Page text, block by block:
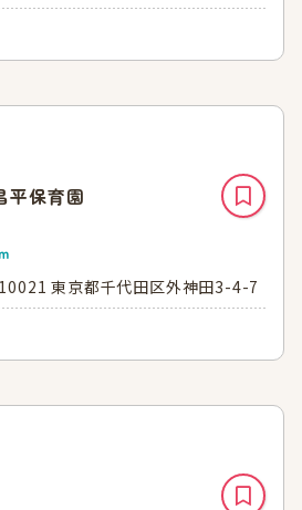
平保育園
ｍ
東京都千代田区外神田3-4-7